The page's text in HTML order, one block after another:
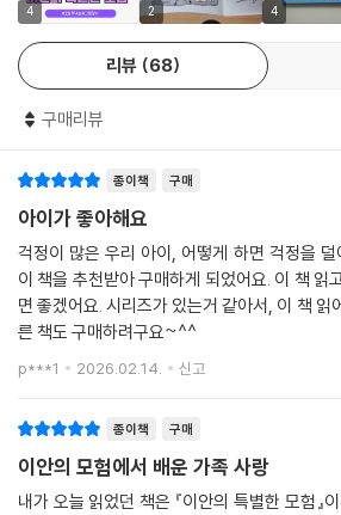
우리의 몸과 마음은 위험을 느끼면 경고 신호를
바로 불안과 걱정이지요. 이 책은 불안할 때 우
받는지, 그리고 뇌에는 어떤 반응이 나타나는지,
정에 숨겨진 과학적 원리를 모든 사람이 이해
이 책을 통해 불안과 걱정에 익숙해지는 연습을
에서 불안과 걱정이 줄어들고, 즐거움과 용기는
“용감하다는 건 두려움이나 걱정, 불안이 전혀
유머러스한 삽화, 명료한 문장으로 이야기하는
이 책은 재치 있고 밝은 일러스트로 ‘걱정’과 ‘불
게 걱정에서 벗어나 더 나은 삶을 사는 방법 - 예
친해지는 법, 자신감 기르는 법 등을 노련하면서
다. 스퀘어 호흡법, 걱정 일기, 코드 빼기 등등
4 2 4
리뷰 68
구매리뷰
종이책 구매
아이가 좋아해요
걱정이 많은 우리 아이, 어떻게 하면 걱정을
이 책을 추천받아 구매하게 되었어요. 이 책 읽
면 좋겠어요. 시리즈가 있는거 같아서, 이 책 읽
른 책도 구매하려구요~^^
p***1 2026.02.14. 신고
종이책 구매
이안의 모험에서 배운 가족 사랑
내가 오늘 읽었던 책은 『이안의 특별한 모험』